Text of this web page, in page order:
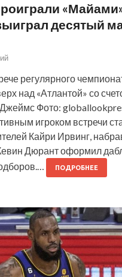
десятый
регулярного
над «Атлантой» со
Фото:
игроком встречи
Кайри Ирвинг,
Дюрант оформил
ПОДРОБНЕЕ